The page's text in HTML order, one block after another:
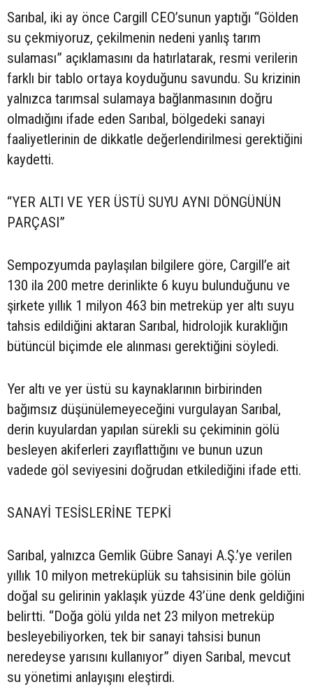
Sarıbal, iki ay önce Cargill CEO’sunun yaptığı “Gölden
su çekmiyoruz, çekilmenin nedeni yanlış tarım
sulaması” açıklamasını da hatırlatarak, resmi verilerin
farklı bir tablo ortaya koyduğunu savundu. Su krizinin
yalnızca tarımsal sulamaya bağlanmasının doğru
olmadığını ifade eden Sarıbal, bölgedeki sanayi
faaliyetlerinin de dikkatle değerlendirilmesi gerektiğini
kaydetti.
“YER ALTI VE YER ÜSTÜ SUYU AYNI DÖNGÜNÜN
PARÇASI”
Sempozyumda paylaşılan bilgilere göre, Cargill’e ait
130 ila 200 metre derinlikte 6 kuyu bulunduğunu ve
şirkete yıllık 1 milyon 463 bin metreküp yer altı suyu
tahsis edildiğini aktaran Sarıbal, hidrolojik kuraklığın
bütüncül biçimde ele alınması gerektiğini söyledi.
Yer altı ve yer üstü su kaynaklarının birbirinden
bağımsız düşünülemeyeceğini vurgulayan Sarıbal,
derin kuyulardan yapılan sürekli su çekiminin gölü
besleyen akiferleri zayıflattığını ve bunun uzun
vadede göl seviyesini doğrudan etkilediğini ifade etti.
SANAYİ TESİSLERİNE TEPKİ
Sarıbal, yalnızca Gemlik Gübre Sanayi A.Ş.’ye verilen
yıllık 10 milyon metreküplük su tahsisinin bile gölün
doğal su gelirinin yaklaşık yüzde 43’üne denk geldiğini
belirtti. “Doğa gölü yılda net 23 milyon metreküp
besleyebiliyorken, tek bir sanayi tahsisi bunun
neredeyse yarısını kullanıyor” diyen Sarıbal, mevcut
su yönetimi anlayışını eleştirdi.